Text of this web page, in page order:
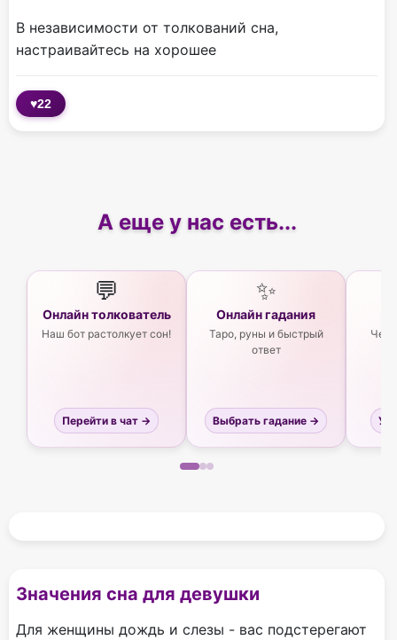
В независимости от толкований сна,
настраивайтесь на хорошее
♥22
А еще у нас есть...
💬
Онлайн толкователь
Наш бот растолкует сон!
Перейти в чат →
✨
Онлайн гадания
Таро, руны и быстрый
ответ
Выбрать гадание →
Значения сна для девушки
Для женщины дождь и слезы - вас подстерегают